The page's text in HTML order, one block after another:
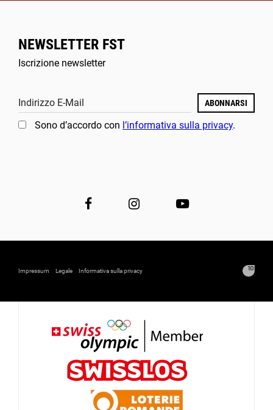
NEWSLETTER FST
Iscrizione newsletter
Indirizzo E-Mail ABONNARSI
Sono d’accordo con l’informativa sulla privacy.
Impressum Legale Informativa sulla privacy